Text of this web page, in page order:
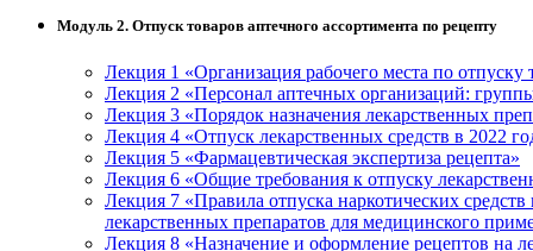
Модуль 2. Отпуск товаров аптечного ассортимента по рецепту
Лекция 1 «Организация рабочего места по отпуску
Лекция 2 «Персонал аптечных организаций:
Лекция 3 «Порядок назначения лекарственных
Лекция 4 «Отпуск лекарственных средств в 2022
Лекция 5 «Фармацевтическая экспертиза рецепта»
Лекция 6 «Общие требования к отпуску
Лекция 7 «Правила отпуска наркотических
лекарственных препаратов для медицинского
Лекция 8 «Назначение и оформление рецептов на